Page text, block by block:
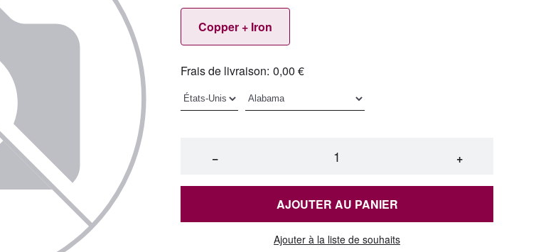
Copper + Iron
Frais de livraison: 0,00 €
− +
AJOUTER AU PANIER
Ajouter à la liste de souhaits